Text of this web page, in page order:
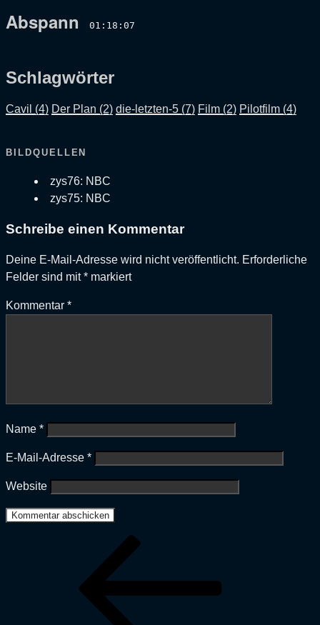
Abspann 01:18:07
Schlagwörter
Cavil (4) Der Plan (2) die-letzten-5 (7) Film (2) Pilotfilm (4)
BILDQUELLEN
zys76: NBC
zys75: NBC
Schreibe einen Kommentar
Deine E-Mail-Adresse wird nicht veröffentlicht. Erforderliche
Felder sind mit* markiert
Kommentar *
Name *
E-Mail-Adresse *
Website
Beitragsnavigation